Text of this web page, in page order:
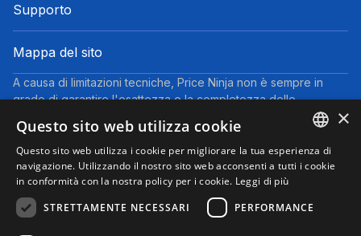
Supporto
Mappa del sito
A causa di limitazioni tecniche, Price Ninja non è sempre in
grado di garantire l'esattezza o la completezza delle
informazioni fornite dai negozi. Pertanto, a causa della natura
delle attività di Price Ninja, in caso di divergenze tra le
informazioni visualizzate su Price Ninja e quelle presenti sul
sito web del negozio, faranno fede queste ultime. I prezzi
indicati includono tutte le tasse, ad eccezione dei veicoli nuovi
(prezzi IVA inclusa, escluse spese di spedizione).
Questo sito partecipa al Programma Partner di eBay. Potremmo
ENGLISH
×
Questo sito web utilizza cookie
Questo sito web utilizza i cookie per migliorare la tua esperienza di
navigazione. Utilizzando il nostro sito web acconsenti a tutti i cookie
in conformità con la nostra policy per i cookie. Leggi di più
STRETTAMENTE NECESSARI
PERFORMANCE